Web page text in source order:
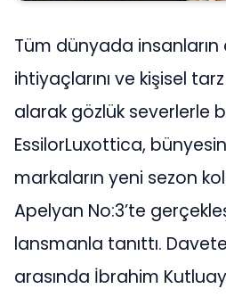
Tüm dünyada
ihtiyaçlarını ve kişisel
alarak gözlük severlerle
EssilorLuxottica,
markaların yeni sezon
Apelyan No:3’te
lansmanla tanıttı.
arasında İbrahim